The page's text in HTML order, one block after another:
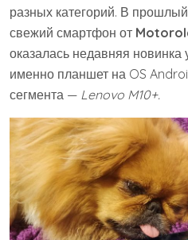
разных категорий. В
свежий смартфон от
оказалась недавняя
именно планшет на OS
сегмента — Lenovo M10+.